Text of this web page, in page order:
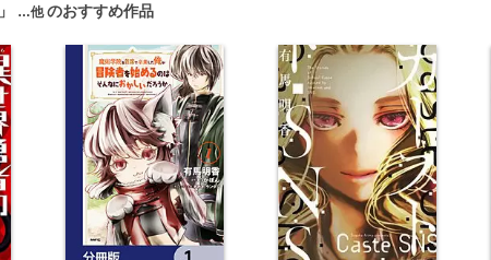
」 …他のおすすめ作品